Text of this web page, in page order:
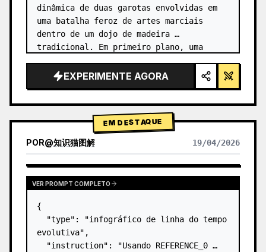
dinâmica de duas garotas envolvidas em
uma batalha feroz de artes marciais
dentro de um dojo de madeira
tradicional. Em primeiro plano, uma
hair" default="cabelo preto em um coque
alto co…
EXPERIMENTE AGORA
EM DESTAQUE
POR@知识猫图解 19/04/2026
VER PROMPT COMPLETO
{
  "type": "infográfico de linha do tempo
evolutiva",
  "instruction": "Usando REFERENCE_0